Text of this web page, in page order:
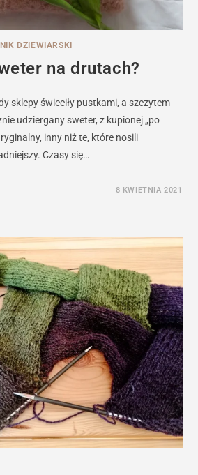
DZIEWIARSKI
na drutach?
sklepy świeciły pustkami, a szczytem
udziergany sweter, z kupionej „po
inny niż te, które nosili
Czasy się…
8 KWIETNIA 2021